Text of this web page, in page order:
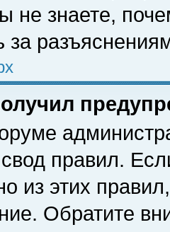
не знаете,
за
правил.
из этих
Обратите